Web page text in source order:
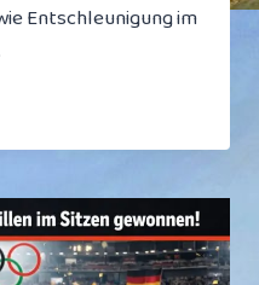
Entschleunigung im